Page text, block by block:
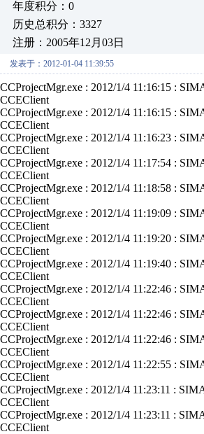
年度积分：0
历史总积分：3327
注册：2005年12月03日
发表于：2012-01-04 11:39:55
CCProjectMgr.exe : 2012/1/4 11:16:15 :
CCEClient
CCProjectMgr.exe : 2012/1/4 11:16:15 :
CCEClient
CCProjectMgr.exe : 2012/1/4 11:16:23 :
CCEClient
CCProjectMgr.exe : 2012/1/4 11:17:54 :
CCEClient
CCProjectMgr.exe : 2012/1/4 11:18:58 :
CCEClient
CCProjectMgr.exe : 2012/1/4 11:19:09 :
CCEClient
CCProjectMgr.exe : 2012/1/4 11:19:20 :
CCEClient
CCProjectMgr.exe : 2012/1/4 11:19:40 :
CCEClient
CCProjectMgr.exe : 2012/1/4 11:22:46 :
CCEClient
CCProjectMgr.exe : 2012/1/4 11:22:46 :
CCEClient
CCProjectMgr.exe : 2012/1/4 11:22:46 :
CCEClient
CCProjectMgr.exe : 2012/1/4 11:22:55 :
CCEClient
CCProjectMgr.exe : 2012/1/4 11:23:11 :
CCEClient
CCProjectMgr.exe : 2012/1/4 11:23:11 :
CCEClient